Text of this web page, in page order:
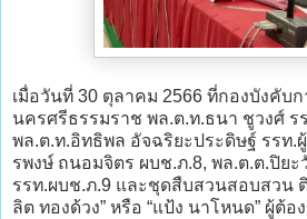
เมื่อวันที่ 30 ตุลาคม 2566 ที่กองบังคับ
นครศรีธรรมราช พล.ต.ท.ธนา ชูวงศ์ ร
พล.ต.ท.อิทธิพล อัจฉริยะประดิษฐ์ รรท.
รพงษ์ ถนอมจิตร ผบช.ภ.8, พล.ต.ต.ปิย
รรท.ผบช.ภ.9 และชุดสืบสวนสอบสวน
ลิต ทองด้วง” หรือ “แป้ง นาโหนด” ผู้ต้